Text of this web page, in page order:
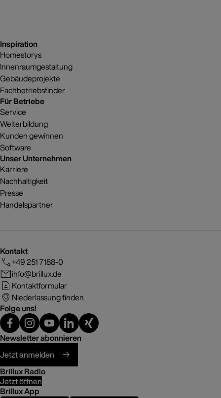
Inspiration
Homestorys
Innenraumgestaltung
Gebäudeprojekte
Fachbetriebsfinder
Für Betriebe
Service
Weiterbildung
Kunden gewinnen
Software
Unser Unternehmen
Karriere
Nachhaltigkeit
Presse
Handelspartner
Kontakt
+49 251 7188-0
info@brillux.de
Kontaktformular
Niederlassung finden
Folge uns!
Newsletter abonnieren
Jetzt anmelden
Brillux Radio
Jetzt öffnen
Brillux App